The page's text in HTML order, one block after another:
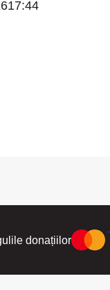
17:44
donațiilor